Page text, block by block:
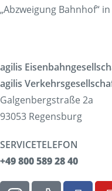
„Abzweigung Bahnhof“
agilis
agilis
Galgenbergstraße 2a
93053 Regensburg
SERVICETELEFON
+49 800 589 28 40